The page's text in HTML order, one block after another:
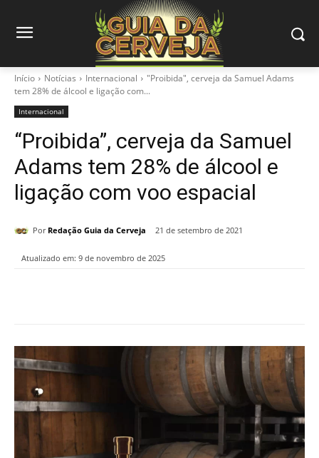
Início Notícias Internacional
"Proibida", cerveja da Samuel Adams
tem 28% de álcool e ligação com...
Internacional
“Proibida”, cerveja da Samuel
Adams tem 28% de álcool e
ligação com voo espacial
Por Redação Guia da Cerveja 21 de setembro de 2021
Atualizado em: 9 de novembro de 2025